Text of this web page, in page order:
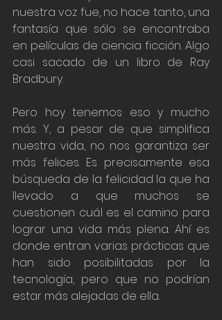
nuestra voz fue, no hace tanto, una
fantasía que sólo se encontraba
en películas de ciencia ficción. Algo
casi sacado de un libro de Ray
Bradbury.
Pero hoy tenemos eso y mucho
más. Y, a pesar de que simplifica
nuestra vida, no nos garantiza ser
más felices. Es precisamente esa
búsqueda de la felicidad la que ha
llevado a que muchos se
cuestionen cuál es el camino para
lograr una vida más plena. Ahí es
donde entran varias prácticas que
han sido posibilitadas por la
tecnología, pero que no podrían
estar más alejadas de ella.